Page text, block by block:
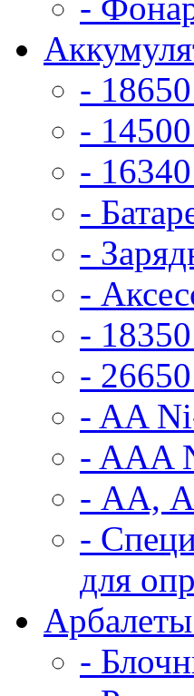
-
-
-
-
-
-
-
-
- AA
- AAA
- АА,
-
для
-